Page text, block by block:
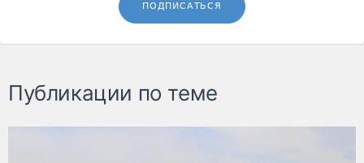
ПОДПИСАТЬСЯ
Публикации по теме